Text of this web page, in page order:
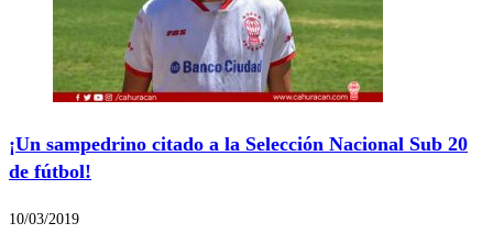
¡Un sampedrino citado a la Selección Nacional Sub 20
de fútbol!
10/03/2019